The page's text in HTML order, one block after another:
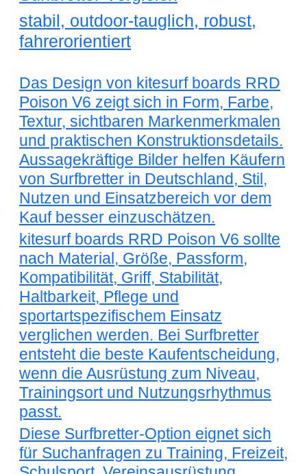
stabil, outdoor-tauglich, robust,
fahrerorientiert
Das Design von kitesurf boards RRD
Poison V6 zeigt sich in Form, Farbe,
Textur, sichtbaren Markenmerkmalen
und praktischen Konstruktionsdetails.
Aussagekräftige Bilder helfen Käufern
von Surfbretter in Deutschland, Stil,
Nutzen und Einsatzbereich vor dem
Kauf besser einzuschätzen.
kitesurf boards RRD Poison V6 sollte
nach Material, Größe, Passform,
Kompatibilität, Griff, Stabilität,
Haltbarkeit, Pflege und
sportartspezifischem Einsatz
verglichen werden. Bei Surfbretter
entsteht die beste Kaufentscheidung,
wenn die Ausrüstung zum Niveau,
Trainingsort und Nutzungsrhythmus
passt.
Diese Surfbretter-Option eignet sich
für Suchanfragen zu Training, Freizeit,